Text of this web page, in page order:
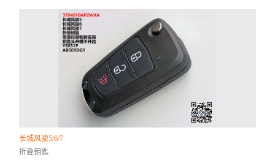
长城风骏5/6/7
折叠钥匙